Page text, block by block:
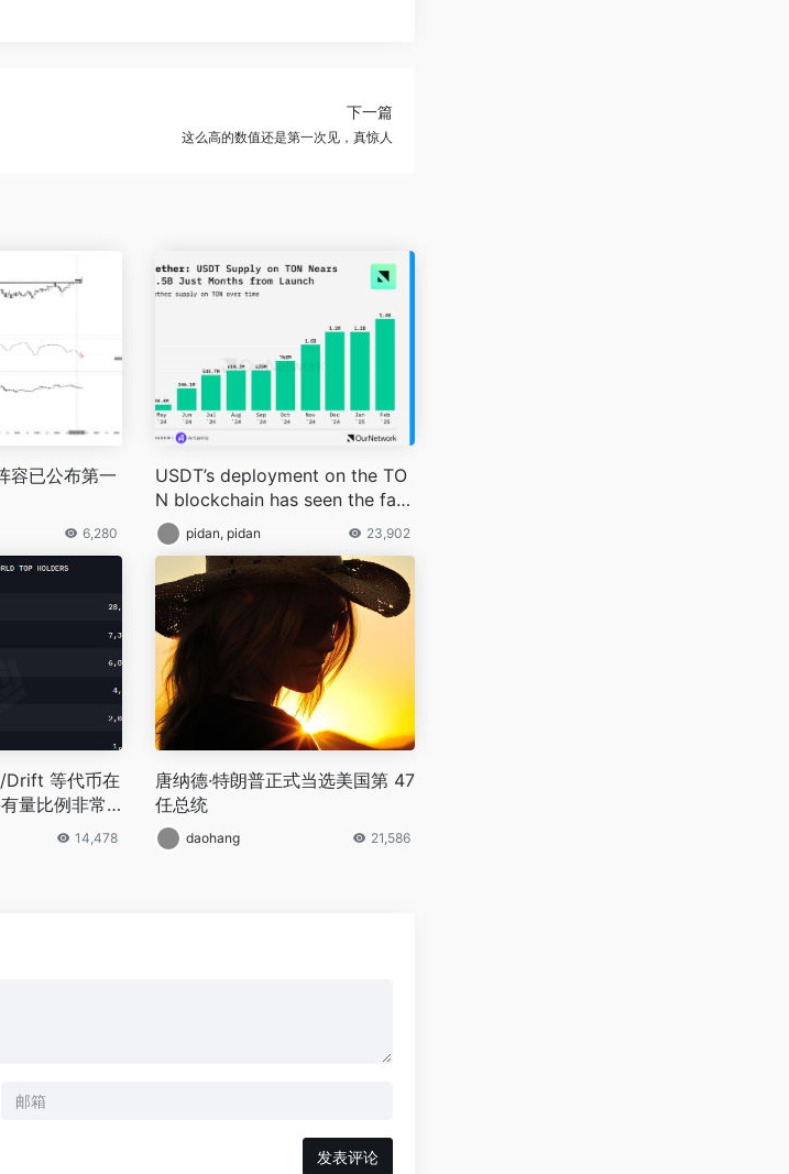
下一篇
这么高的数值还是第一次见，真惊人
容已公布第一
6,280
USDT’s deployment on the TO
N blockchain has seen the fast
est stablecoin growth on any c
hain to date
pidan, pidan 23,902
等代币在
量比例非常
14,478
唐纳德·特朗普正式当选美国第 47
任总统
daohang 21,586
发表评论